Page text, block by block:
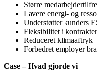
Større
Lavere energi- og
Understøtter kunders
Fleksibilitet i
Reduceret klimaaftryk
Forbedret employer
Case – Hvad gjorde vi